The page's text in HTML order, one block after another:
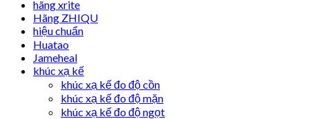
hãng xrite
Hãng ZHIQU
hiệu chuẩn
Huatao
Jameheal
khúc xạ kế
khúc xạ kế đo độ cồn
khúc xạ kế đo độ mặn
khúc xạ kế đo độ ngọt